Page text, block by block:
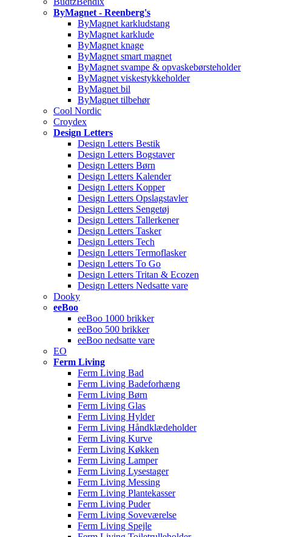
ByMagnet - Reenberg's
ByMagnet karkludstang
ByMagnet karklude
ByMagnet knage
ByMagnet smart magnet
ByMagnet svampe & opvaskebørsteholder
ByMagnet viskestykkeholder
ByMagnet bil
ByMagnet tilbehør
Cool Nordic
Croydex
Design Letters
Design Letters Bestik
Design Letters Bogstaver
Design Letters Børn
Design Letters Kalender
Design Letters Kopper
Design Letters Opslagstavler
Design Letters Sengetøj
Design Letters Tallerkener
Design Letters Tasker
Design Letters Tech
Design Letters Termoflasker
Design Letters To Go
Design Letters Tritan & Ecozen
Design Letters Nedsatte vare
Dooky
eeBoo
eeBoo 1000 brikker
eeBoo 500 brikker
eeBoo nedsatte vare
EO
Ferm Living
Ferm Living Bad
Ferm Living Badeforhæng
Ferm Living Børn
Ferm Living Glas
Ferm Living Hylder
Ferm Living Håndklædeholder
Ferm Living Kurve
Ferm Living Køkken
Ferm Living Lamper
Ferm Living Lysestager
Ferm Living Messing
Ferm Living Plantekasser
Ferm Living Puder
Ferm Living Soveværelse
Ferm Living Spejle